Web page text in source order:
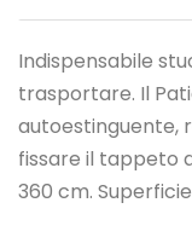
Indispensabile
trasportare. Il
autoestinguente,
fissare il tappeto
360 cm.